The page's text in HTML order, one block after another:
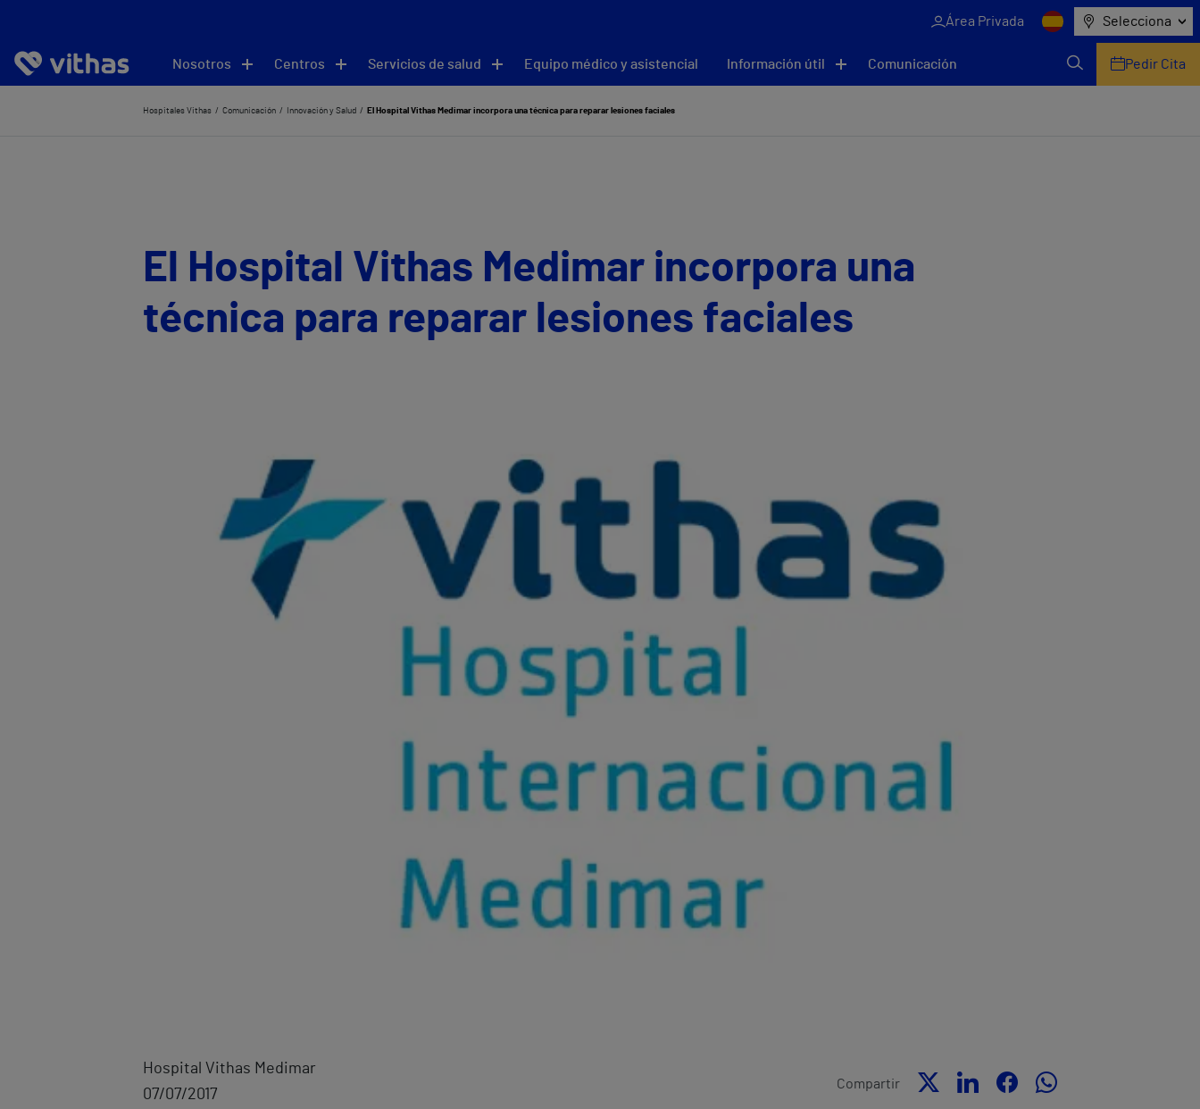
Área Privada Selecciona
Nosotros Centros Servicios de salud Equipo médico y asistencial Información útil Comunicación Pedir Cita
Hospitales Vithas Comunicación Innovación y Salud El Hospital Vithas Medimar incorpora una técnica para reparar lesiones faciales
El Hospital Vithas Medimar incorpora una
técnica para reparar lesiones faciales
Hospital Vithas Medimar
07/07/2017
Compartir